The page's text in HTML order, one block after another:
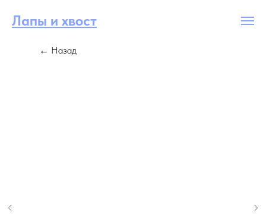
Лапы и хвост
← Назад